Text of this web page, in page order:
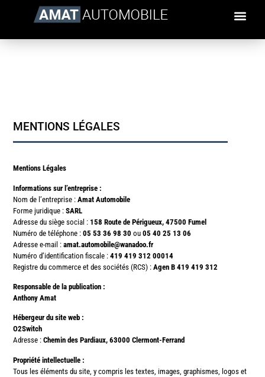
MENTIONS LÉGALES
Mentions Légales
Informations sur l’entreprise :
Nom de l’entreprise :Amat Automobile
Forme juridique :SARL
Adresse du siège social : 158 Route de Périgueux, 47500 Fumel
Numéro de téléphone :05 53 36 98 30 ou05 40 25 13 06
Adresse e-mail :amat.automobile@wanadoo.fr
Numéro d’identification fiscale :419 419 312 00014
Registre du commerce et des sociétés (RCS) :Agen B 419 419 312
Responsable de la publication :
Anthony Amat
Hébergeur du site web :
O2Switch
Adresse :Chemin des Pardiaux, 63000 Clermont-Ferrand
Propriété intellectuelle :
Tous les éléments du site, y compris les textes, images, graphismes, logos et